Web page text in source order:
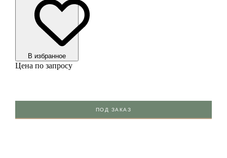
В избранноe
Цена по запросу
ПОД ЗАКАЗ